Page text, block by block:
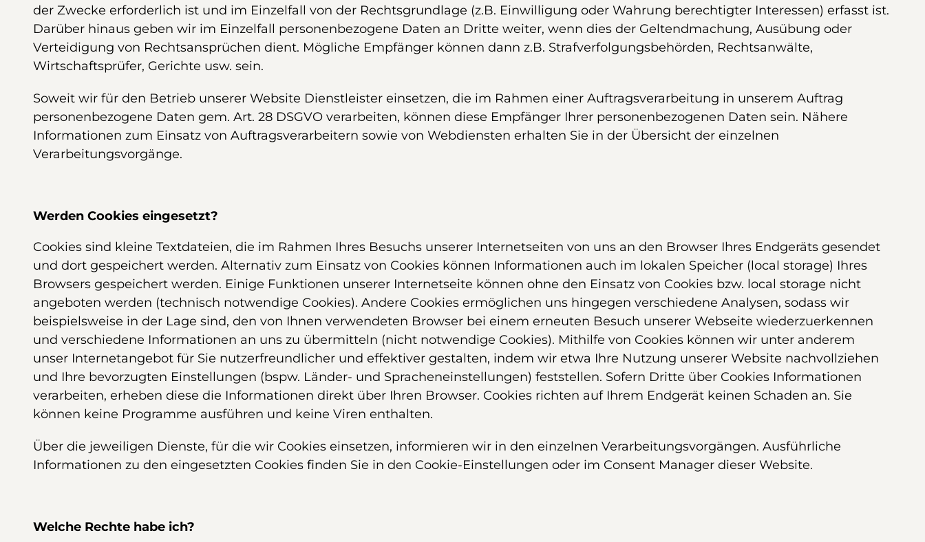
der Zwecke erforderlich ist und im Einzelfall von der Rechtsgrundlage (z.B. Einwilligung oder Wahrung berechtigter Interessen) erfasst ist.
Darüber hinaus geben wir im Einzelfall personenbezogene Daten an Dritte weiter, wenn dies der Geltendmachung, Ausübung oder
Verteidigung von Rechtsansprüchen dient. Mögliche Empfänger können dann z.B. Strafverfolgungsbehörden, Rechtsanwälte,
Wirtschaftsprüfer, Gerichte usw. sein.
Soweit wir für den Betrieb unserer Website Dienstleister einsetzen, die im Rahmen einer Auftragsverarbeitung in unserem Auftrag
personenbezogene Daten gem. Art. 28 DSGVO verarbeiten, können diese Empfänger Ihrer personenbezogenen Daten sein. Nähere
Informationen zum Einsatz von Auftragsverarbeitern sowie von Webdiensten erhalten Sie in der Übersicht der einzelnen
Verarbeitungsvorgänge.
Werden Cookies eingesetzt?
Cookies sind kleine Textdateien, die im Rahmen Ihres Besuchs unserer Internetseiten von uns an den Browser Ihres Endgeräts gesendet
und dort gespeichert werden. Alternativ zum Einsatz von Cookies können Informationen auch im lokalen Speicher (local storage) Ihres
Browsers gespeichert werden. Einige Funktionen unserer Internetseite können ohne den Einsatz von Cookies bzw. local storage nicht
angeboten werden (technisch notwendige Cookies). Andere Cookies ermöglichen uns hingegen verschiedene Analysen, sodass wir
beispielsweise in der Lage sind, den von Ihnen verwendeten Browser bei einem erneuten Besuch unserer Webseite wiederzuerkennen
und verschiedene Informationen an uns zu übermitteln (nicht notwendige Cookies). Mithilfe von Cookies können wir unter anderem
unser Internetangebot für Sie nutzerfreundlicher und effektiver gestalten, indem wir etwa Ihre Nutzung unserer Website nachvollziehen
und Ihre bevorzugten Einstellungen (bspw. Länder- und Spracheneinstellungen) feststellen. Sofern Dritte über Cookies Informationen
verarbeiten, erheben diese die Informationen direkt über Ihren Browser. Cookies richten auf Ihrem Endgerät keinen Schaden an. Sie
können keine Programme ausführen und keine Viren enthalten.
Über die jeweiligen Dienste, für die wir Cookies einsetzen, informieren wir in den einzelnen Verarbeitungsvorgängen. Ausführliche
Informationen zu den eingesetzten Cookies finden Sie in den Cookie-Einstellungen oder im Consent Manager dieser Website.
Welche Rechte habe ich?